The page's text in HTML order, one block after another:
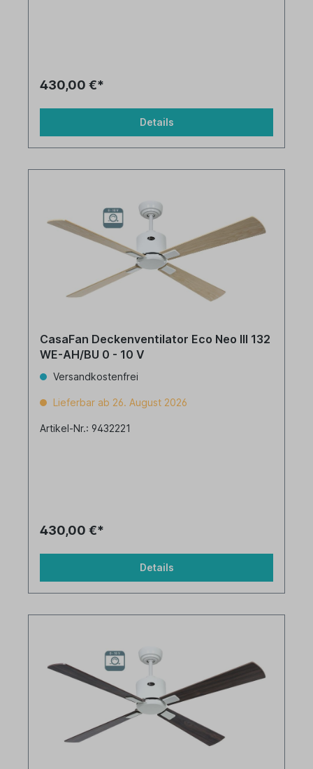
430,00 €*
Details
CasaFan Deckenventilator Eco Neo III 132
WE-AH/BU 0 - 10 V
Versandkostenfrei
Lieferbar ab 26. August 2026
Artikel-Nr.: 9432221
430,00 €*
Details